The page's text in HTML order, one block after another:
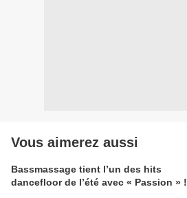
Vous aimerez aussi
Bassmassage tient l’un des hits
dancefloor de l’été avec « Passion » !